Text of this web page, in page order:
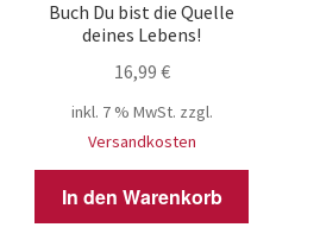
Buch Du bist die Quelle
deines Lebens!
16,99 €
inkl. 7 % MwSt. zzgl.
Versandkosten
In den Warenkorb